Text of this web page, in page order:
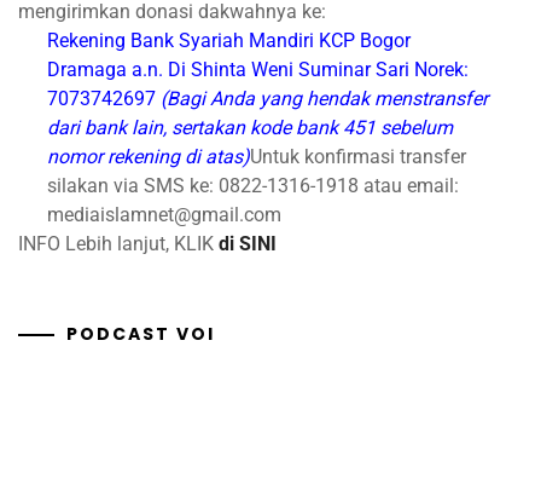
mengirimkan donasi dakwahnya ke:
Rekening Bank Syariah Mandiri KCP Bogor
Dramaga a.n. Di Shinta Weni Suminar Sari Norek:
7073742697 (Bagi Anda yang hendak menstransfer
dari bank lain, sertakan kode bank 451 sebelum
nomor rekening di atas)Untuk konfirmasi transfer
silakan via SMS ke: 0822-1316-1918 atau email:
mediaislamnet@gmail.com
INFO Lebih lanjut, KLIK di SINI
PODCAST VOI